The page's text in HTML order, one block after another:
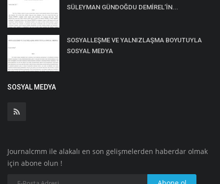
SÜLEYMAN GÜNDOĞDU DEMİREL’İN...
SOSYALLEŞME VE YALNIZLAŞMA BOYUTUYLA
SOSYAL MEDYA
SOSYAL MEDYA
Journalcmm ile alakalı en son gelişmelerden haberdar olmak
için abone olun !